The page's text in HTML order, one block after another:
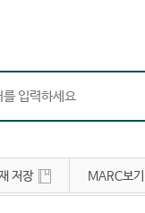
인기도서
정보서비스
유관사이트
공지사항
저장 MARC보기